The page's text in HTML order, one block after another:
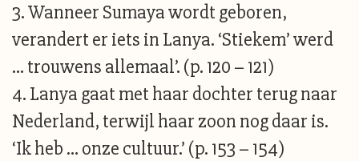
3. Wanneer Sumaya wordt geboren,
verandert er iets in Lanya. ‘Stiekem’ werd
… trouwens allemaal’. (p. 120 – 121)
4. Lanya gaat met haar dochter terug naar
Nederland, terwijl haar zoon nog daar is.
‘Ik heb … onze cultuur.’ (p. 153 – 154)